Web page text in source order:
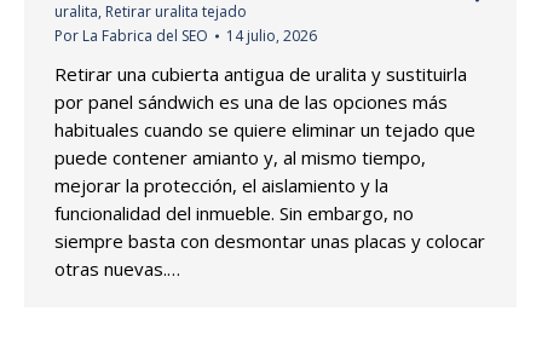
uralita, Retirar uralita tejado
Por La Fabrica del SEO 14 julio, 2026
Retirar una cubierta antigua de uralita y sustituirla
por panel sándwich es una de las opciones más
habituales cuando se quiere eliminar un tejado que
puede contener amianto y, al mismo tiempo,
mejorar la protección, el aislamiento y la
funcionalidad del inmueble. Sin embargo, no
siempre basta con desmontar unas placas y colocar
otras nuevas.…